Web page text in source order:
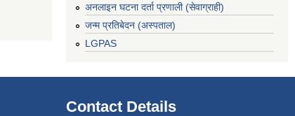
अनलाइन घटना दर्ता प्रणाली (सेवाग्राही)
जन्म प्रतिबेदन (अस्पताल)
LGPAS
Contact Details